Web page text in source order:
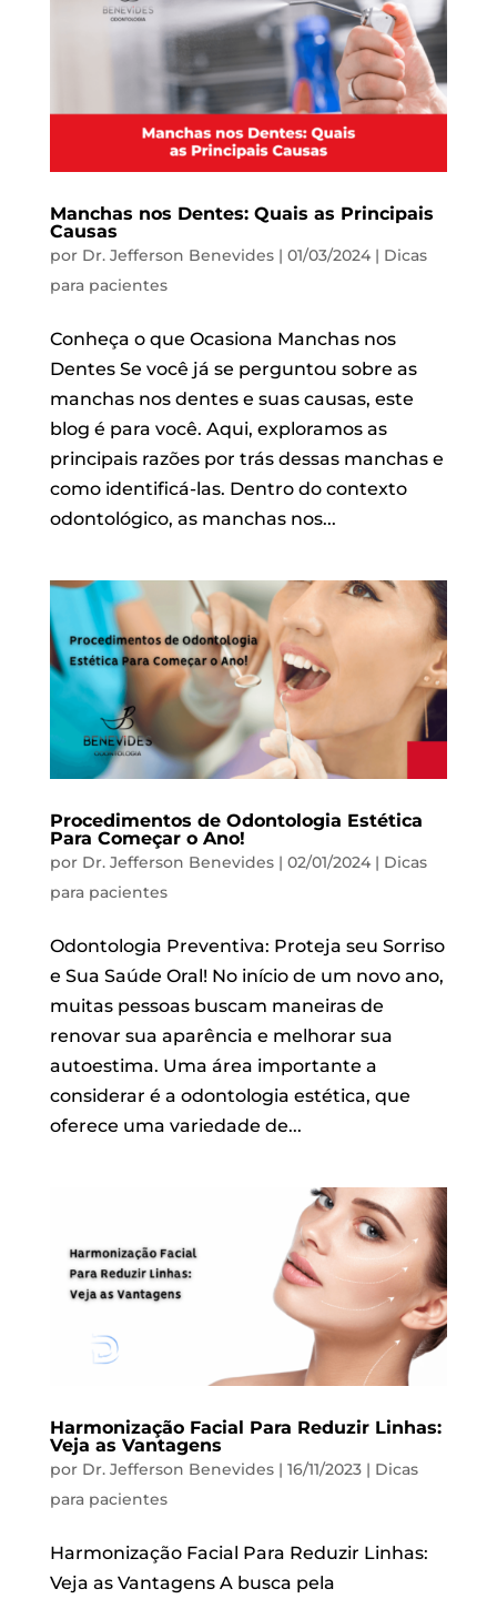
Manchas nos Dentes: Quais as Principais
Causas
por Dr. Jefferson Benevides| 01/03/2024| Dicas
para pacientes
Conheça o que Ocasiona Manchas nos
Dentes Se você já se perguntou sobre as
manchas nos dentes e suas causas, este
blog é para você. Aqui, exploramos as
principais razões por trás dessas manchas e
como identificá-las. Dentro do contexto
odontológico, as manchas nos...
Procedimentos de Odontologia Estética
Para Começar o Ano!
por Dr. Jefferson Benevides| 02/01/2024| Dicas
para pacientes
Odontologia Preventiva: Proteja seu Sorriso
e Sua Saúde Oral! No início de um novo ano,
muitas pessoas buscam maneiras de
renovar sua aparência e melhorar sua
autoestima. Uma área importante a
considerar é a odontologia estética, que
oferece uma variedade de...
Harmonização Facial Para Reduzir Linhas:
Veja as Vantagens
por Dr. Jefferson Benevides| 16/11/2023| Dicas
para pacientes
Harmonização Facial Para Reduzir Linhas:
Veja as Vantagens A busca pela